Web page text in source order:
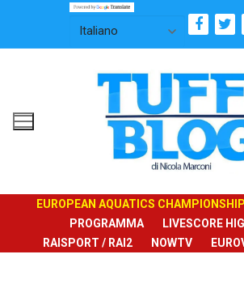
contenuto
EUROPEAN AQUATICS
PROGRAMMA
LIVESCORE
RAISPORT / RAI2
NOWTV